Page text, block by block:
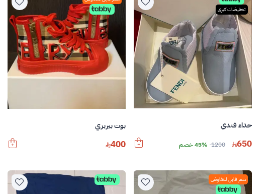
تخفيضات كبرى
حذاء فندي
650
1200 45% خصم
بوت بيربري
400
سعر قابل للتفاوض